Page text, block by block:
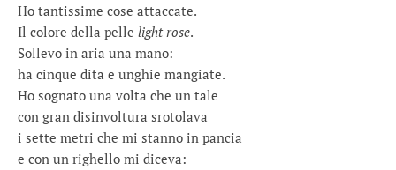
Ho tantissime cose attaccate.
Il colore della pelle light rose.
Sollevo in aria una mano:
ha cinque dita e unghie mangiate.
Ho sognato una volta che un tale
con gran disinvoltura srotolava
i sette metri che mi stanno in pancia
e con un righello mi diceva: